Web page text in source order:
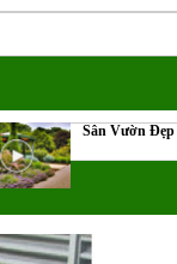
Sân Vườn Đẹp